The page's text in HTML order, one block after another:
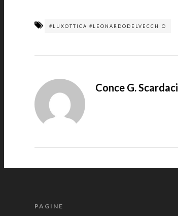
#LUXOTTICA #LEONARDODELVECCHIO
Conce G. Scardaci
PAGINE